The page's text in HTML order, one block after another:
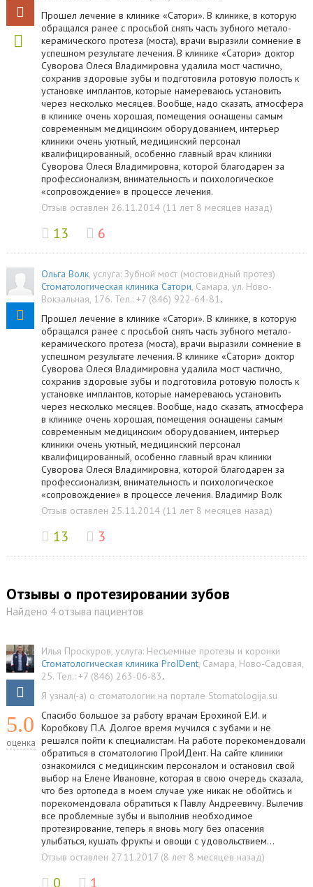
Прошел лечение в клинике «Сатори». В клинике, в которую
обращался ранее с просьбой снять часть зубного метало-
керамического протеза (моста), врачи выразили сомнение в
успешном результате лечения. В клинике «Сатори» доктор
Суворова Олеся Владимировна удалила мост частично,
сохранив здоровые зубы и подготовила ротовую полость к
установке имплантов, которые намереваюсь установить
через несколько месяцев. Вообще, надо сказать, атмосфера
в клинике очень хорошая, помещения оснащены самым
современным медицинским оборудованием, интерьер
клиники очень уютный, медицинский персонал
квалифицированный, особенно главный врач клиники
Суворова Олеся Владимировна, которой благодарен за
профессионализм, внимательность и психологическое
«сопровождение» в процессе лечения.
Отзыв оставлен 26.11.2014 (11 лет 8 месяцев назад)
13 6
Ольга Волк, услуга: Зубной мост (мостовидный протез)
Стоматологическая клиника Сатори, Самара, ул. Hово-
Вокзальная, 176. Тел.: +7 (846) 922-64-81.
Прошел лечение в клинике «Сатори». В клинике, в которую
обращался ранее с просьбой снять часть зубного метало-
керамического протеза (моста), врачи выразили сомнение в
успешном результате лечения. В клинике «Сатори» доктор
Суворова Олеся Владимировна удалила мост частично,
сохранив здоровые зубы и подготовила ротовую полость к
установке имплантов, которые намереваюсь установить
через несколько месяцев. Вообще, надо сказать, атмосфера
в клинике очень хорошая, помещения оснащены самым
современным медицинским оборудованием, интерьер
клиники очень уютный, медицинский персонал
квалифицированный, особенно главный врач клиники
Суворова Олеся Владимировна, которой благодарен за
профессионализм, внимательность и психологическое
«сопровождение» в процессе лечения. Владимир Волк
Отзыв оставлен 25.11.2014 (11 лет 8 месяцев назад)
13 3
Отзывы о протезировании зубов
Найдено 4 отзыва пациентов
5.0
оценка
Илья Проскуров, услуга: Несъемные протезы и коронки
Стоматологическая клиника ProIDent, Самара, Ново-Садовая,
25. Тел.: +7 (846) 263-06-83.
Я узнал(-а) о стоматологии на портале Stomatologija.su
Спасибо большое за работу врачам Ерохиной Е.И. и
Коробкову П.А. Долгое время мучился с зубами и не
решался пойти к специалистам. На работе порекомендовали
обратиться в стоматологию ПроИДент. На сайте клиники
ознакомился с медицинским персоналом и остановил свой
выбор на Елене Ивановне, которая в свою очередь сказала,
что без ортопеда в моем случае уже никак не обойтись и
порекомендовала обратиться к Павлу Андреевичу. Вылечив
все проблемные зубы и выполнив необходимое
протезирование, теперь я вновь могу без опасения
улыбаться, кушать фрукты и овощи с удовольствием…
Отзыв оставлен 27.11.2017 (8 лет 8 месяцев назад)
0 1